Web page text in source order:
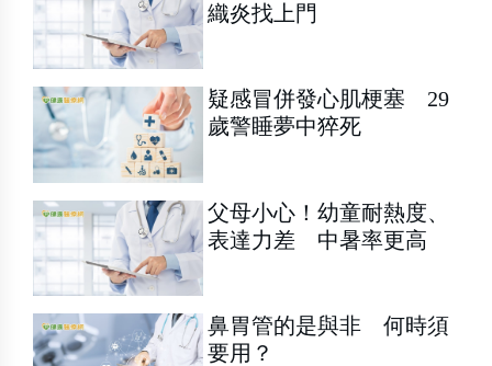
織炎找上門
疑感冒併發心肌梗塞 29
歲警睡夢中猝死
父母小心！幼童耐熱度、
表達力差 中暑率更高
鼻胃管的是與非 何時須
要用？